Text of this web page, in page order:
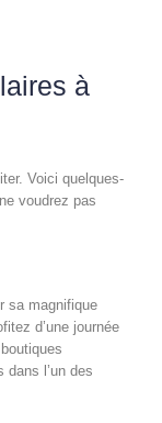
à
Voici quelques-
voudrez pas
sa magnifique
d’une journée
l’un des